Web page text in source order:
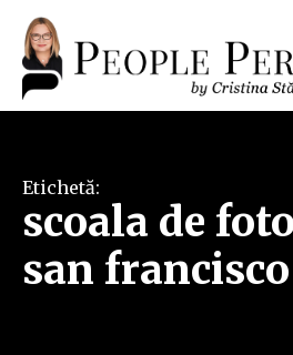
Etichetă:
scoala de
san francisco